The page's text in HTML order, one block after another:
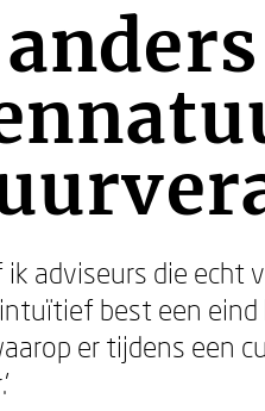
ik adviseurs die echt
best een eind
er tijdens een